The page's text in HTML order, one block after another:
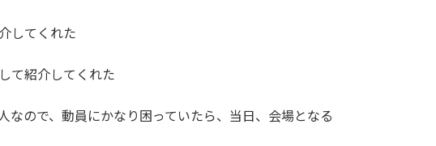
してくれた
て紹介してくれた
ので、動員にかなり困っていたら、当日、会場となる